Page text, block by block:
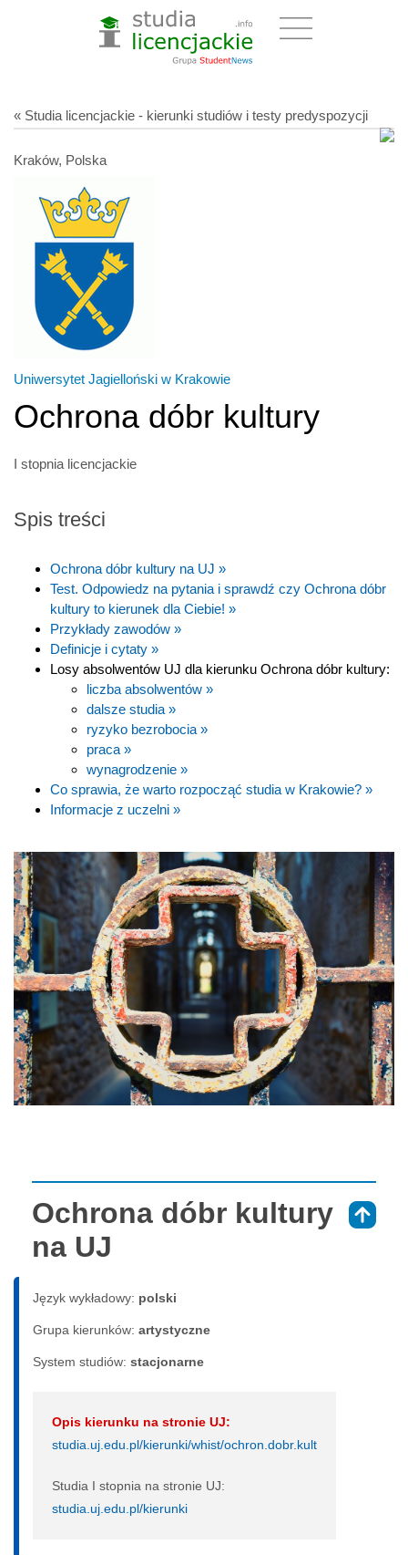
« Studia licencjackie - kierunki studiów i testy predyspozycji
Kraków, Polska
Uniwersytet Jagielloński w Krakowie
Ochrona dóbr kultury
I stopnia licencjackie
Spis treści
Ochrona dóbr kultury na UJ »
Test. Odpowiedz na pytania i sprawdź czy Ochrona dóbr
kultury to kierunek dla Ciebie! »
Przykłady zawodów »
Definicje i cytaty »
Losy absolwentów UJ dla kierunku Ochrona dóbr kultury:
liczba absolwentów »
dalsze studia »
ryzyko bezrobocia »
praca »
wynagrodzenie »
Co sprawia, że warto rozpocząć studia w Krakowie? »
Informacje z uczelni »
Ochrona dóbr kultury
na UJ
Język wykładowy: polski
Grupa kierunków: artystyczne
System studiów: sta­cjo­nar­ne
Opis kierunku na stronie UJ:
studia.uj.edu.pl/kierunki/whist/ochron.dobr.kult
Studia I stopnia na stronie UJ:
studia.uj.edu.pl/kierunki